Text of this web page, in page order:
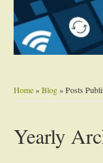
Home»Blog» Posts
Yearly